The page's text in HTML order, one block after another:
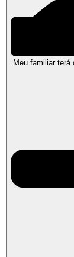
Meu familiar terá